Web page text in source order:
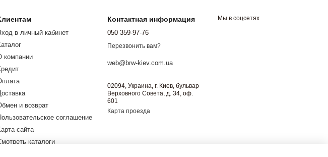
в личный кабинет
компании
и возврат
соглашение
сайта
каталоги
Контактная информация
050 359-97-76
Перезвонить вам?
web@brw-kiev.com.ua
02094, Украина, г. Киев, бульвар
Верховного Совета, д. 34, оф.
601
Карта проезда
Мы в соцсетях